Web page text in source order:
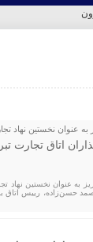
عنوان نخستین نهاد
اتاق تجارت
به عنوان نخستین نهاد
حسن‌زاده، رییس اتاق